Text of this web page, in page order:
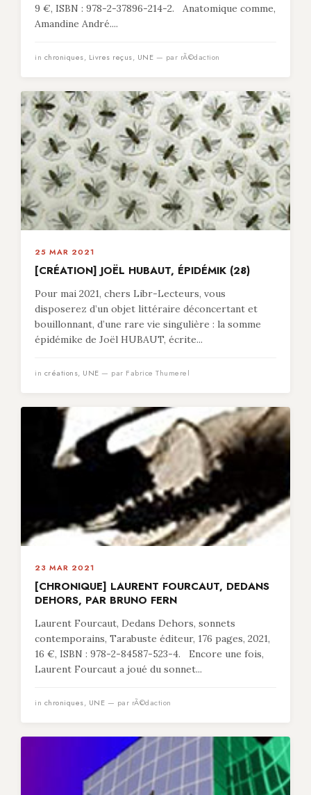
9 €, ISBN : 978-2-37896-214-2. Anatomique comme,
Amandine André....
in chroniques, Livres reçus, UNE — par rÃ©daction
25 MAR 2021
[CRÉATION] JOËL HUBAUT, ÉPIDÉMIK (28)
Pour mai 2021, chers Libr-Lecteurs, vous
disposerez d’un objet littéraire déconcertant et
bouillonnant, d’une rare vie singulière : la somme
épidémike de Joël HUBAUT, écrite...
in créations, UNE — par Fabrice Thumerel
23 MAR 2021
[CHRONIQUE] LAURENT FOURCAUT, DEDANS
DEHORS, PAR BRUNO FERN
Laurent Fourcaut, Dedans Dehors, sonnets
contemporains, Tarabuste éditeur, 176 pages, 2021,
16 €, ISBN : 978-2-84587-523-4. Encore une fois,
Laurent Fourcaut a joué du sonnet...
in chroniques, UNE — par rÃ©daction